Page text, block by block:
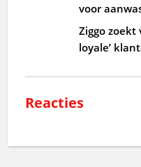
voor
Ziggo zoekt
loyale’
Reacties